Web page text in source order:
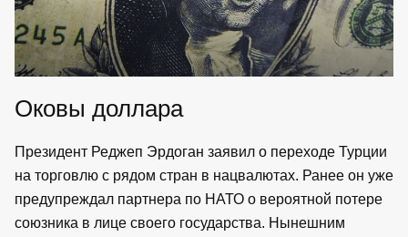
Оковы доллара
Президент Реджеп Эрдоган заявил о переходе Турции
на торговлю с рядом стран в нацвалютах. Ранее он уже
предупреждал партнера по НАТО о вероятной потере
союзника в лице своего государства. Нынешним